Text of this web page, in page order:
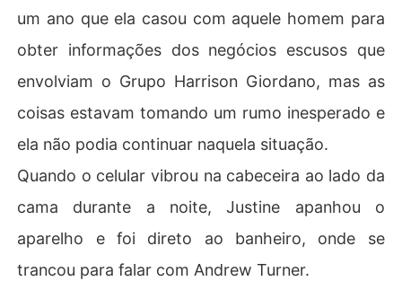
um ano que ela casou com aquele homem para
obter informações dos negócios escusos que
envolviam o Grupo Harrison Giordano, mas as
coisas estavam tomando um rumo inesperado e
ela não podia continuar naquela situação.
Quando o celular vibrou na cabeceira ao lado da
cama durante a noite, Justine apanhou o
aparelho e foi direto ao banheiro, onde se
trancou para falar com Andrew Turner.